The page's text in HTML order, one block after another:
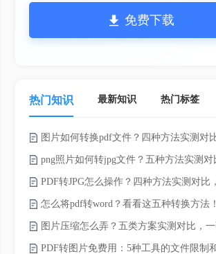
免费下载
热门知识 最新知识 热门标签
怎么将pdf转word？看看这五种转换方法！